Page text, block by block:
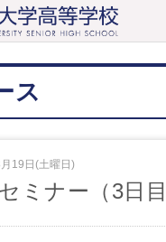
ス
19日(土曜日)
ミナー（3日目